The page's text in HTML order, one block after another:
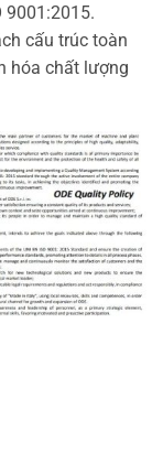
9001:2015.
cấu trúc toàn
hóa chất lượng